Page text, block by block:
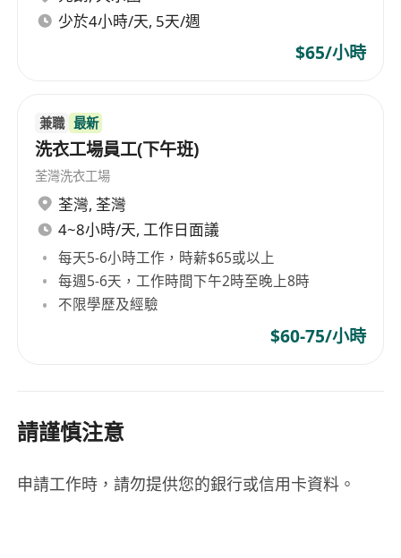
少於4小時/天, 5天/週
$65/小時
兼職 最新
洗衣工場員工(下午班)
荃灣洗衣工場
荃灣, 荃灣
4~8小時/天, 工作日面議
每天5-6小時工作，時薪$65或以上
每週5-6天，工作時間下午2時至晚上8時
不限學歷及經驗
$60-75/小時
請謹慎注意
申請工作時，請勿提供您的銀行或信用卡資料。